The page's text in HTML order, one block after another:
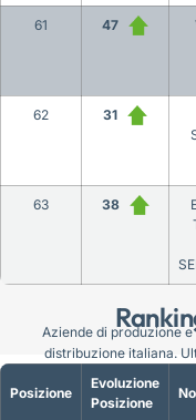
61 47
62 31
63 38
Posizione
Evoluzione
Posizione
Aziende di produzione
distribuzione italiana.